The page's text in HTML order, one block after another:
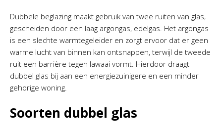
Dubbele beglazing maakt gebruik van twee ruiten van glas,
gescheiden door een laag argongas, edelgas. Het argongas
is een slechte warmtegeleider en zorgt ervoor dat er geen
warme lucht van binnen kan ontsnappen, terwijl de tweede
ruit een barrière tegen lawaai vormt. Hierdoor draagt
dubbel glas bij aan een energiezuinigere en een minder
gehorige woning.
Soorten dubbel glas